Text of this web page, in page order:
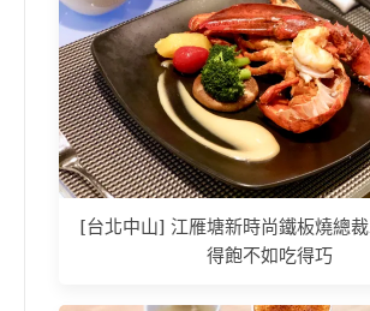
[台北中山] 江雁塘新時尚鐵板燒總
得飽不如吃得巧